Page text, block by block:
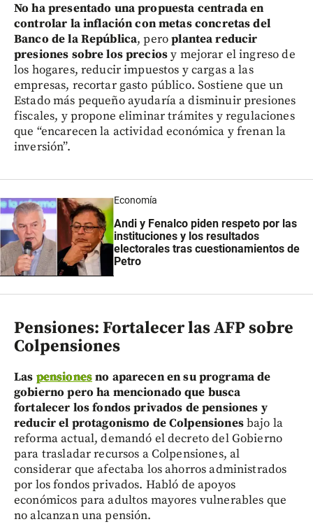
No ha presentado una propuesta centrada en
controlar la inflación con metas concretas del
Banco de la República, peroplantea reducir
presiones sobre los preciosy mejorar el ingreso de
los hogares, reducir impuestos y cargas a las
empresas, recortar gasto público. Sostiene que un
Estado más pequeño ayudaría a disminuir presiones
fiscales, y propone eliminar trámites y regulaciones
que “encarecen la actividad económica y frenan la
inversión”.
Economía
Andi y Fenalco piden respeto por las
instituciones y los resultados
electorales tras cuestionamientos de
Petro
Pensiones: Fortalecer las AFP sobre
Colpensiones
Las pensionesno aparecen en su programa de
gobierno pero ha mencionado que busca
fortalecer los fondos privados de pensiones y
reducir el protagonismo de Colpensionesbajo la
reforma actual, demandó el decreto del Gobierno
para trasladar recursos a Colpensiones, al
considerar que afectaba los ahorros administrados
por los fondos privados. Habló de apoyos
económicos para adultos mayores vulnerables que
no alcanzan una pensión.